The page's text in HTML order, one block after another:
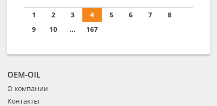
1 2 3 4 5 6 7
8
9
10 ... 167
OEM-OIL
О компании
Контакты